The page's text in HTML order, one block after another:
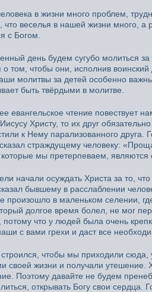
в жизни много проблем,
что веселья в нашей жизни много, а
с Богом.
день будем сугубо молиться
том, чтобы они, исполнив
молитвы за детей особенно
быть твёрдыми в молитве.
евангельское чтение повествует
Христу, то их друг
к Нему парализованного
страждущему человеку:
мы претерпеваем, являются
начали осуждать Христа за то,
бывшему в расслаблении
произошло в маленьком селении,
долгое время болел, не мог
что у людей была очень
с вами грехи и даст все
чтобы мы приходили сюда,
своей жизни и получали
Поэтому давайте не будем
открывать Богу свои